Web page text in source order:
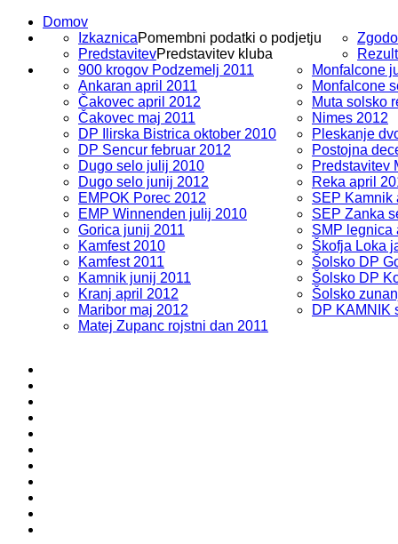
Domov
IzkaznicaPomembni podatki o podjetju
PredstavitevPredstavitev kluba
900 krogov Podzemelj 2011
Ankaran april 2011
Čakovec april 2012
Čakovec maj 2011
DP Ilirska Bistrica oktober 2010
DP Sencur februar 2012
Dugo selo julij 2010
Dugo selo junij 2012
EMPOK Porec 2012
EMP Winnenden julij 2010
Gorica junij 2011
Kamfest 2010
Kamfest 2011
Kamnik junij 2011
Kranj april 2012
Maribor maj 2012
Matej Zupanc rojstni dan 2011
Monfalcone
Monfalcone
Muta solsko
Nimes 2012
Pleskanje
Postojna
Predstavitev
Reka april
SEP Kamnik
SEP Zanka
SMP legnica
Škofja Loka
Šolsko DP
Šolsko DP
Šolsko
DP KAMNIK